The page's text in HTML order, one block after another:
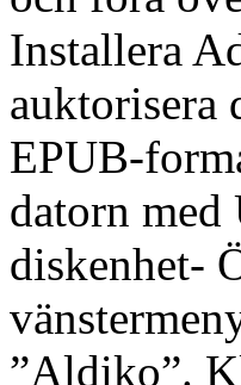
Installera
auktorisera
EPUB-
datorn
diskenhet-
”Aldiko”.